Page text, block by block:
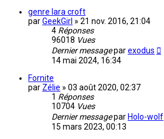
genre lara croft
parGeekGirl » 21 nov. 2016, 21:04
4 Réponses
96018 Vues
Dernier messageparexodus
14 mai 2024, 16:34
Fornite
par Zélie » 03 août 2020, 02:37
1 Réponses
10704 Vues
Dernier messagepar Holo-wolf
15 mars 2023, 00:13